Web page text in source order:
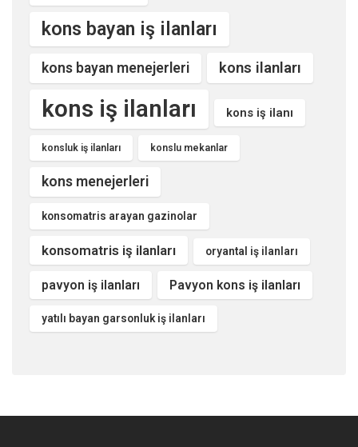
kons bayan iş ilanları
kons bayan menejerleri kons ilanları
kons iş ilanları kons iş ilanı
konsluk iş ilanları konslu mekanlar
kons menejerleri
konsomatris arayan gazinolar
konsomatris iş ilanları oryantal iş ilanları
pavyon iş ilanları Pavyon kons iş ilanları
yatılı bayan garsonluk iş ilanları